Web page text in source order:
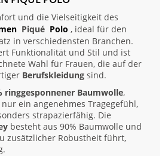
und die Vielseitigkeit des
Piqué Polo , ideal für den
in verschiedensten Branchen.
Funktionalität und Stil und ist
Wahl für Frauen, die auf der
Berufskleidung sind.
ringgesponnener Baumwolle,
ein angenehmes Tragegefühl,
strapazierfähig. Die
besteht aus 90% Baumwolle und
zusätzlicher Robustheit führt,